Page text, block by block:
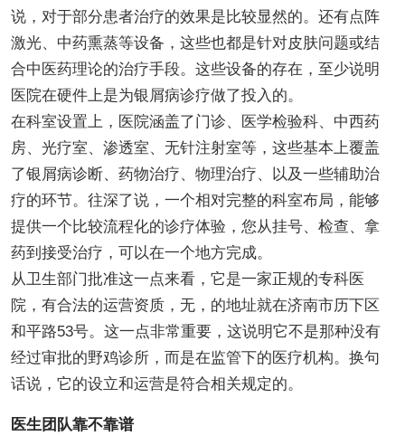
说，对于部分患者治疗的效果是比较显然的。还有点阵
激光、中药熏蒸等设备，这些也都是针对皮肤问题或结
合中医药理论的治疗手段。这些设备的存在，至少说明
医院在硬件上是为银屑病诊疗做了投入的。
在科室设置上，医院涵盖了门诊、医学检验科、中西药
房、光疗室、渗透室、无针注射室等，这些基本上覆盖
了银屑病诊断、药物治疗、物理治疗、以及一些辅助治
疗的环节。往深了说，一个相对完整的科室布局，能够
提供一个比较流程化的诊疗体验，您从挂号、检查、拿
药到接受治疗，可以在一个地方完成。
从卫生部门批准这一点来看，它是一家正规的专科医
院，有合法的运营资质，无，的地址就在济南市历下区
和平路53号。这一点非常重要，这说明它不是那种没有
经过审批的野鸡诊所，而是在监管下的医疗机构。换句
话说，它的设立和运营是符合相关规定的。
医生团队靠不靠谱